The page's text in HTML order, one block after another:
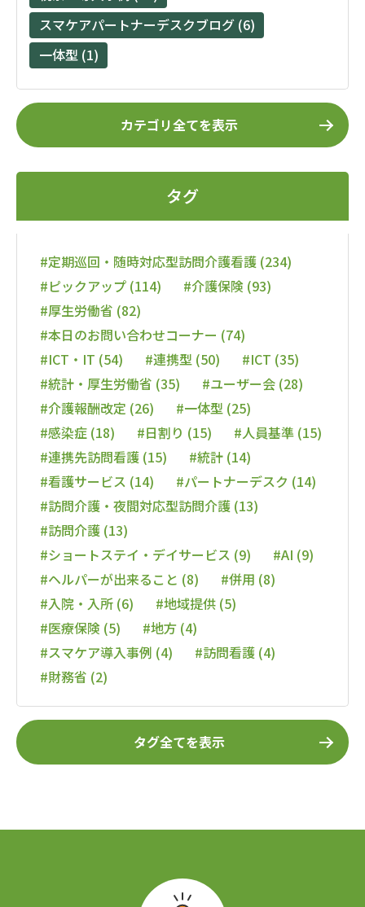
スマケアパートナーデスクブログ (6)
一体型 (1)
カテゴリ全てを表示
タグ
#定期巡回・随時対応型訪問介護看護 (234)
#ピックアップ (114)
#介護保険 (93)
#厚生労働省 (82)
#本日のお問い合わせコーナー (74)
#ICT・IT (54)
#連携型 (50)
#ICT (35)
#統計・厚生労働省 (35)
#ユーザー会 (28)
#介護報酬改定 (26)
#一体型 (25)
#感染症 (18)
#日割り (15)
#人員基準 (15)
#連携先訪問看護 (15)
#統計 (14)
#看護サービス (14)
#パートナーデスク (14)
#訪問介護・夜間対応型訪問介護 (13)
#訪問介護 (13)
#ショートステイ・デイサービス (9)
#AI (9)
#ヘルパーが出来ること (8)
#併用 (8)
#入院・入所 (6)
#地域提供 (5)
#医療保険 (5)
#地方 (4)
#スマケア導入事例 (4)
#訪問看護 (4)
#財務省 (2)
タグ全てを表示